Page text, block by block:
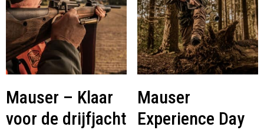
Mauser – Klaar
voor de drijfjacht
Mauser
Experience Day